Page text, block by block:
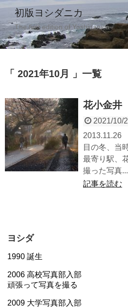
初版ヨシダニカ
The first edition of Yoshidanica
「 2021年10月 」一覧
花小金井
2021/10/
2013.11.26
目の冬、当
最寄り駅、
撮った写真...
記事を読む
ヨシダ
1990 誕生
2006 高校写真部入部
頑張って写真を撮る
2009 大学写真部入部